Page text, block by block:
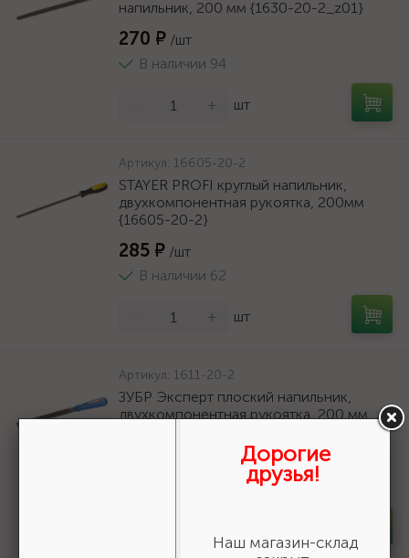
напильник, 200 мм {1630-20-2_z01}
270 ₽ /шт
В наличии 94
+ шт
Артикул: 16605-20-2
STAYER PROFI круглый напильник,
двухкомпонентная рукоятка, 200мм
{16605-20-2}
285 ₽ /шт
В наличии 62
+ шт
Артикул: 1611-20-2
ЗУБР Эксперт плоский напильник,
двухкомпонентная рукоятка, 200 мм
Дорогие
друзья!
Наш магазин-склад